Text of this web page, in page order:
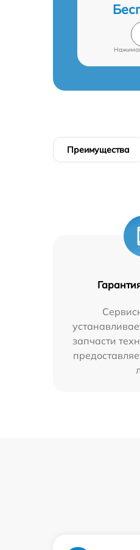
Преимущества
запчасти